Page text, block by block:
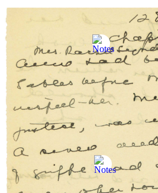
Sauter au contenuSkip to Manuscript
Le manuscrit d’Anne of Green Gables
Recherche
Le manuscrit d’Anne of Green Gables :
Le
Le manuscrit
Au sujet du projet
Pages versos
Notes de L.M.M.